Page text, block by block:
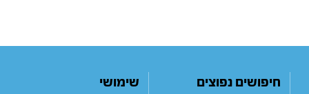
חיפושים נפוצים
שימושי